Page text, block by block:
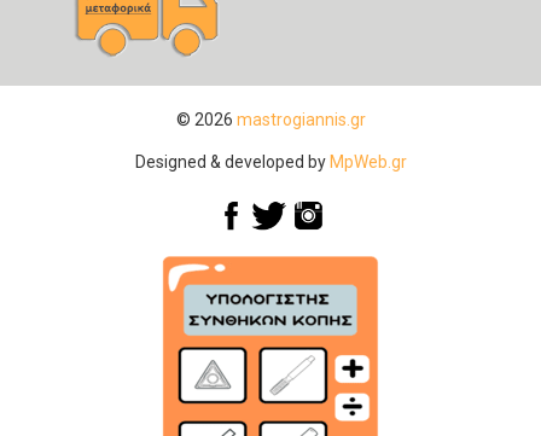
© 2026 mastrogiannis.gr
Designed & developed by MpWeb.gr